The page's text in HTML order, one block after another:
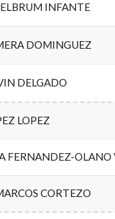
INFANTE
DOMINGUEZ
DELGADO
LOPEZ
FERNANDEZ-OLANO
CORTEZO